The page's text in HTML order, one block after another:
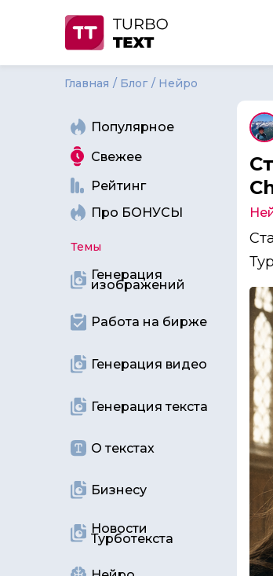
Главная Блог Нейро
Популярное
Свежее
Рейтинг
Про БОНУСЫ
Темы
Генерация
изображений
Работа на бирже
Генерация видео
Генерация текста
О текстах
Бизнесу
Новости
Турботекста